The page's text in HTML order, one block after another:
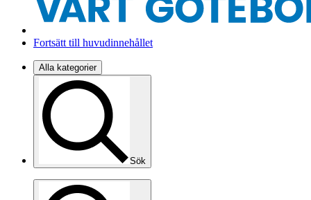
Fortsätt till huvudinnehållet
Alla kategorier
Sök